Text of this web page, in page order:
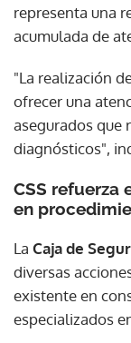
representa una
acumulada de
"La realización
ofrecer una
asegurados que
diagnósticos",
CSS refuerza
en
La Caja de
diversas
existente en
especializados